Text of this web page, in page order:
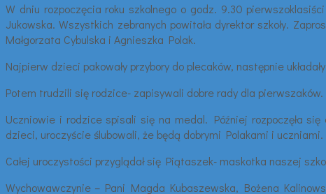
W dniu rozpoczęcia roku szkolnego o godz. 9.30
Jukowska. Wszystkich zebranych powitała dyrektor szkoły.
Małgorzata Cybulska i Agnieszka Polak.
Najpierw dzieci pakowały przybory do plecaków, następnie
Potem trudzili się rodzice- zapisywali dobre rady dla pierwszaków.
Uczniowie i rodzice spisali się na medal. Później rozpoczęła
dzieci, uroczyście ślubowali, że będą dobrymi Polakami i
Całej uroczystości przyglądał się Piątaszek- maskotka naszej
Wychowawczynie – Pani Magda Kubaszewska, Bożena